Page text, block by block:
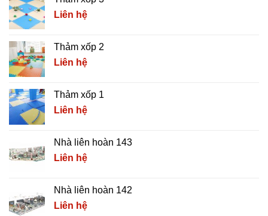
Liên hệ
Thảm xốp 2
Liên hệ
Thảm xốp 1
Liên hệ
Nhà liên hoàn 143
Liên hệ
Nhà liên hoàn 142
Liên hệ